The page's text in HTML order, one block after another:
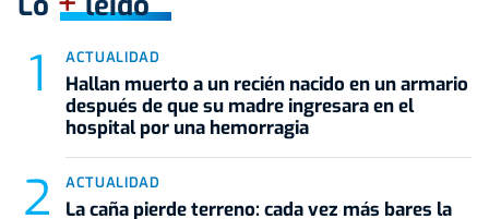
ACTUALIDAD
Hallan muerto a un recién nacido en un armario
después de que su madre ingresara en el
hospital por una hemorragia
ACTUALIDAD
La caña pierde terreno: cada vez más bares la